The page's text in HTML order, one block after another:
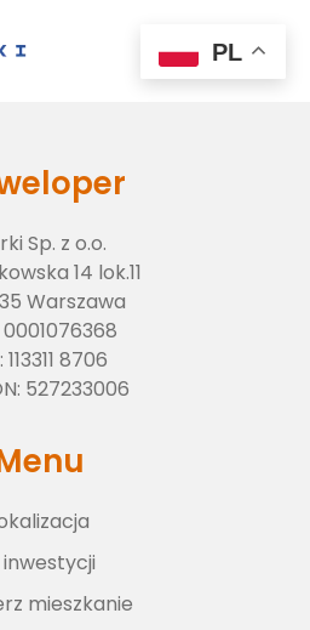
lokal
Sp. z o.o.
14 lok.11
Warszawa
0001076368
113311 8706
527233006
inwestycji
mieszkanie
PL